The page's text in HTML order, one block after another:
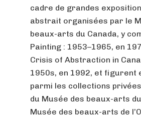
cadre de grandes
abstrait organisées par le
beaux-arts du Canada, y
Painting : 1953–1965, en
Crisis of Abstraction in
1950s, en 1992, et figurent
parmi les collections
du Musée des beaux-arts
Musée des beaux-arts de